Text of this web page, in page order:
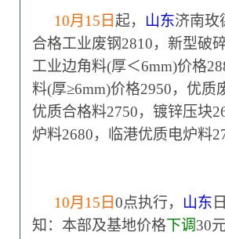
10月15日 起， 山东济南玫
合格工业废钢2810，新型破
工业边角料(厚＜6mm)价格
料(厚≥6mm)价格2950，优质
优质合格料2750，镀锌压块
炉料2680，临港优质电炉料
10月15日0点执行， 山东
知：本部及基地价格下调30